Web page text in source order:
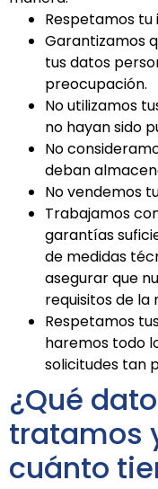
Respetamos tu
Garantizamos
tus datos
preocupación.
No utilizamos
no hayan sido
No
deban
No vendemos
Trabajamos
garantías
de medidas
asegurar que
requisitos de la
Respetamos
haremos todo
solicitudes tan
¿Qué
tratamos
cuánto